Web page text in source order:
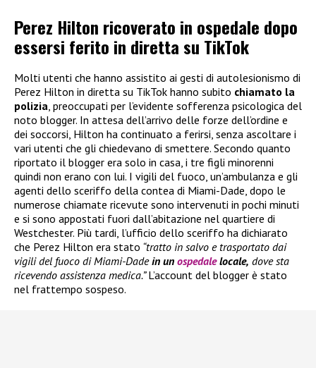
Perez Hilton ricoverato in ospedale dopo
essersi ferito in diretta su TikTok
Molti utenti che hanno assistito ai gesti di autolesionismo di
Perez Hilton in diretta su TikTok hanno subito chiamato la
polizia , preoccupati per l’evidente sofferenza psicologica del
noto blogger. In attesa dell’arrivo delle forze dell’ordine e
dei soccorsi, Hilton ha continuato a ferirsi, senza ascoltare i
vari utenti che gli chiedevano di smettere. Secondo quanto
riportato il blogger era solo in casa, i tre figli minorenni
quindi non erano con lui. I vigili del fuoco, un’ambulanza e gli
agenti dello sceriffo della contea di Miami-Dade, dopo le
numerose chiamate ricevute sono intervenuti in pochi minuti
e si sono appostati fuori dall’abitazione nel quartiere di
Westchester. Più tardi, l’ufficio dello sceriffo ha dichiarato
che Perez Hilton era stato “tratto in salvo e trasportato dai
vigili del fuoco di Miami-Dadein un ospedalelocale, dove sta
ricevendo assistenza medica.”L’account del blogger è stato
nel frattempo sospeso.